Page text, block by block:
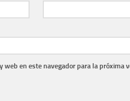
web en este navegador para la próxima